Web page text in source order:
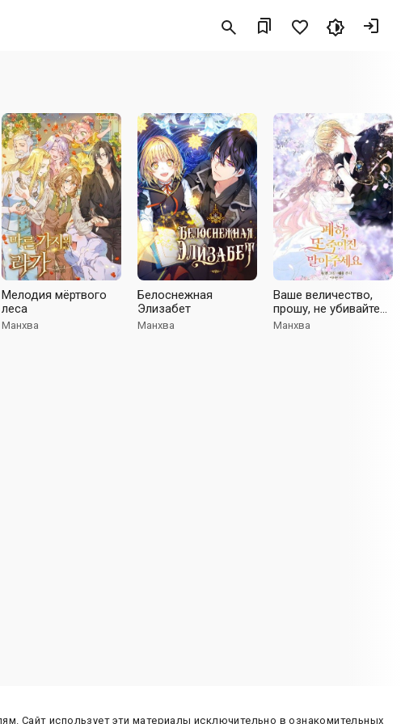
Мелодия мёртвого
леса
Манхва
Белоснежная
Элизабет
Манхва
Ваше величество,
прошу, не убивайте
меня снова
Манхва
Сайт использует эти материалы исключительно в ознакомительных